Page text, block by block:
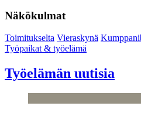
Näkökulmat
Toimitukselta Vieraskynä
Työpaikat & työelämä
Työelämän uutisia